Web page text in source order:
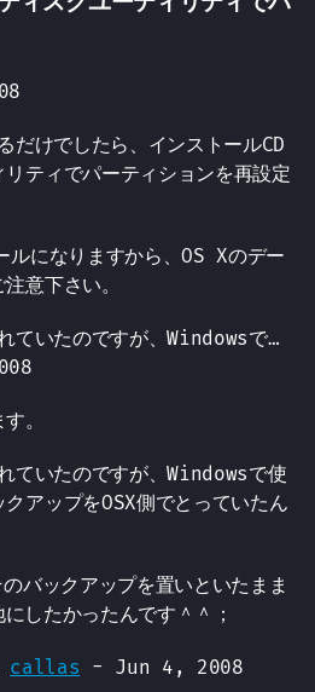
だけでしたら、インストールCD
ティでパーティションを再設定
ルになりますから、OS Xのデー
意下さい。
ていたのですが、Windowsで…
。
ていたのですが、Windowsで使
アップをOSX側でとっていたん
バックアップを置いといたまま
したかったんです＾＾；
callas - Jun 4, 2008